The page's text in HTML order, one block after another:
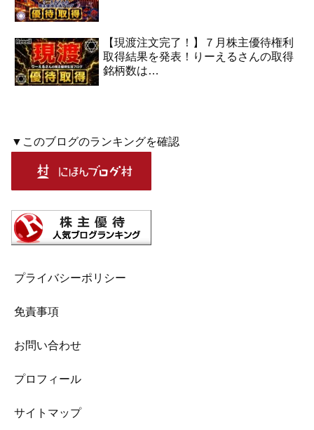
【現渡注文完了！】７月株主優待権利
取得結果を発表！りーえるさんの取得
銘柄数は…
▼このブログのランキングを確認
プライバシーポリシー
免責事項
お問い合わせ
プロフィール
サイトマップ